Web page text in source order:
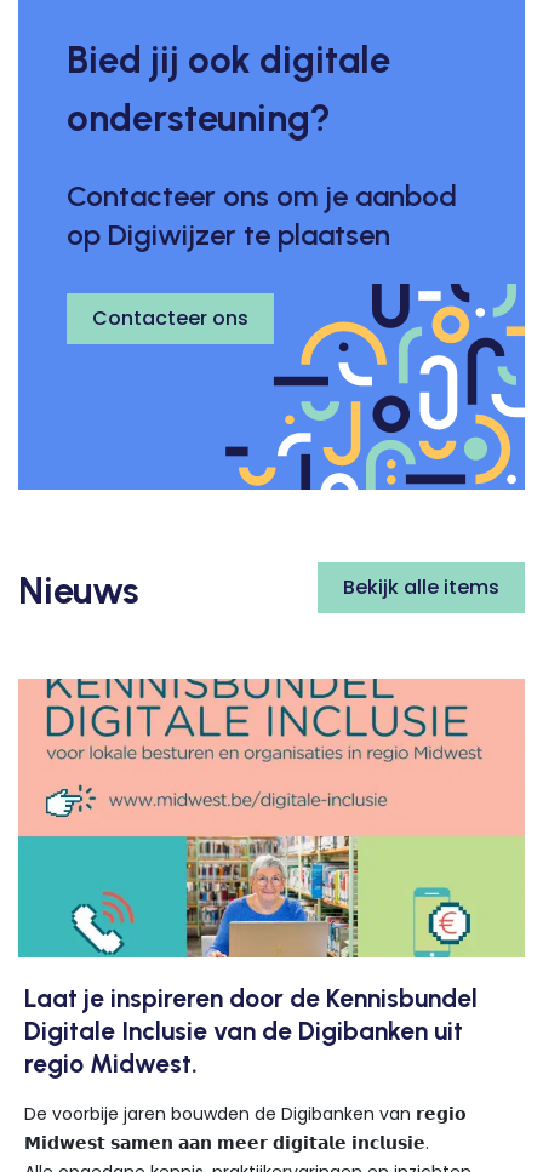
Bied jij ook digitale
ondersteuning?
Contacteer ons om je aanbod
op Digiwijzer te plaatsen
Contacteer ons
Nieuws Bekijk alle items
Laat je inspireren door de Kennisbundel
Digitale Inclusie van de Digibanken uit
regio Midwest.
De voorbije jaren bouwden de Digibanken van 𝗿𝗲𝗴𝗶𝗼
𝗠𝗶𝗱𝘄𝗲𝘀𝘁 𝘀𝗮𝗺𝗲𝗻 𝗮𝗮𝗻 𝗺𝗲𝗲𝗿 𝗱𝗶𝗴𝗶𝘁𝗮𝗹𝗲 𝗶𝗻𝗰𝗹𝘂𝘀𝗶𝗲.